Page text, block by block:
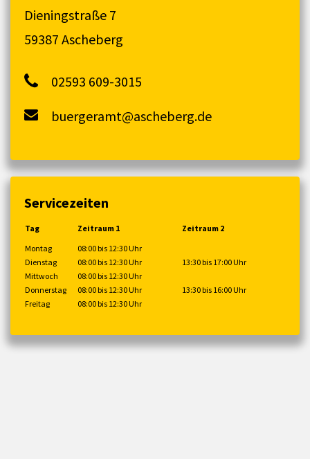
Dieningstraße 7
59387 Ascheberg
02593 609-3015
buergeramt@ascheberg.de
Servicezeiten
Tag Zeitraum 1
Zeitraum 2
Montag
08:00 bis 12:30 Uhr
Dienstag
08:00 bis 12:30 Uhr
13:30 bis 17:00 Uhr
Mittwoch
08:00 bis 12:30 Uhr
Donnerstag
08:00 bis 12:30 Uhr
13:30 bis 16:00 Uhr
Freitag
08:00 bis 12:30 Uhr